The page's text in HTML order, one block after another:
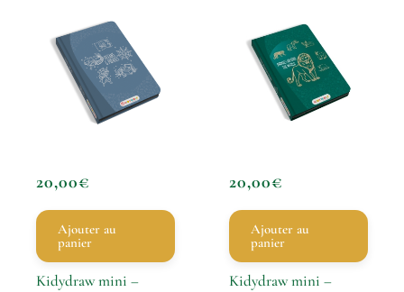
20,00€
Ajouter au
panier
Kidydraw mini –
20,00€
Ajouter au
panier
Kidydraw mini –